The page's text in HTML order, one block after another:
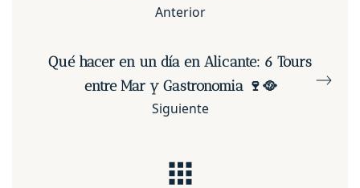
Anterior
Qué hacer en un día en Alicante: 6 Tours
entre Mar y Gastronomia 🍷🥘
Siguiente